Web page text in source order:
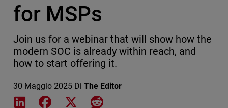
for MSPs
Join us for a webinar that will show how the
modern SOC is already within reach, and
how to start offering it.
30 Maggio 2025 Di The Editor
Share on LinkedIn
Share on Facebook
Share on XShare on Reddit